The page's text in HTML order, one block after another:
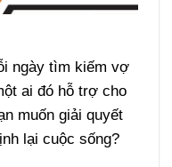
ngày tìm kiếm vợ
ai đó hỗ trợ cho
muốn giải quyết
lại cuộc sống?